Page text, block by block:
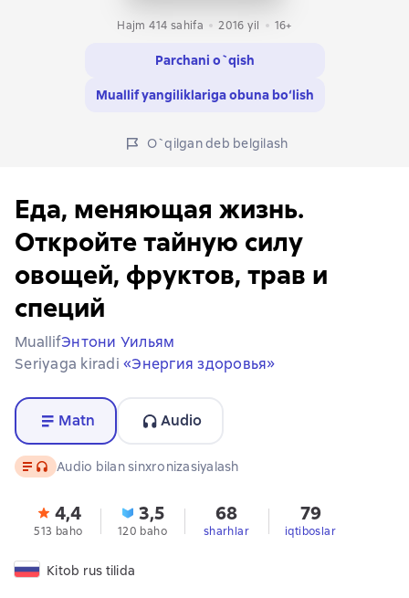
Hajm 414 sahifa 2016 yil 16+
Parchani o`qish
Muallif yangiliklariga obuna bo‘lish
O`qilgan deb belgilash
Еда, меняющая жизнь.
Откройте тайную силу
овощей, фруктов, трав и
специй
MuallifЭнтони Уильям
Seriyaga kiradi «Энергия здоровья»
Matn Audio
Matn, audio format mavjud
Audio bilan sinxronizasiyalash
4,4
513 baho
3,5
120 baho
68
sharhlar
79
iqtiboslar
Kitob rus tilida